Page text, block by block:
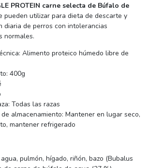
PROTEIN carne selecta de Búfalo de
pueden utilizar para dieta de descarte y
diaria de perros con intolerancias
normales.
Alimento proteico húmedo libre de
400g
Todas las razas
almacenamiento: Mantener en lugar seco,
mantener refrigerado
pulmón, hígado, riñón, bazo (Bubalus